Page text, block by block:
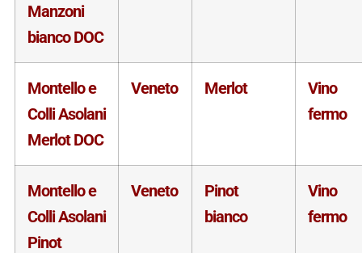
Manzoni
bianco DOC
Montello e
Colli Asolani
Merlot DOC
Veneto Merlot
Vino
fermo
Montello e
Colli Asolani
Pinot
Veneto
Pinot
bianco
Vino
fermo